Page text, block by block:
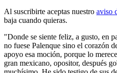
Al suscribirte aceptas nuestro aviso
baja cuando quieras.
"Donde se siente feliz, a gusto, en
no fuese Palenque sino el corazón
apoyo esa moción, porque lo
gran mexicano, opositor, después